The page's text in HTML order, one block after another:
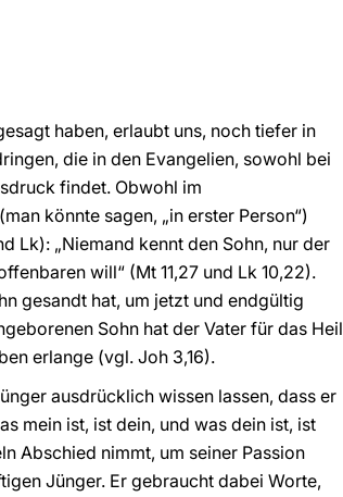
haben, erlaubt uns, noch tiefer in
die in den Evangelien, sowohl bei
findet. Obwohl im
könnte sagen, „in erster Person“)
Lk): „Niemand kennt den Sohn, nur der
will“ (Mt 11,27 und Lk 10,22).
gesandt hat, um jetzt und endgültig
Sohn hat der Vater für das Heil
erlange (vgl. Joh 3,16).
ausdrücklich wissen lassen, dass er
mein ist, ist dein, und was dein ist, ist
Abschied nimmt, um seiner Passion
Jünger. Er gebraucht dabei Worte,